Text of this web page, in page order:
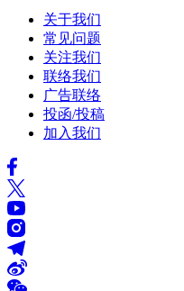
关于我们
常见问题
关注我们
联络我们
广告联络
投函/投稿
加入我们